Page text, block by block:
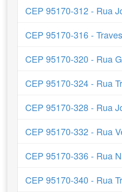
CEP 95170-312 - Rua
CEP 95170-316 -
CEP 95170-320 - Rua
CEP 95170-324 - Rua
CEP 95170-328 - Rua
CEP 95170-332 - Rua
CEP 95170-336 - Rua
CEP 95170-340 - Rua